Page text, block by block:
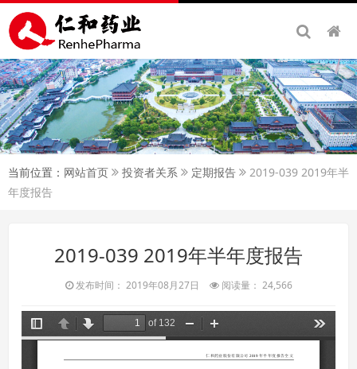
当前位置： 网站首页 投资者关系 定期报告
2019-039 2019年半
年度报告
2019-039 2019年半年度报告
发布时间： 2019年08月27日 阅读量： 24,566